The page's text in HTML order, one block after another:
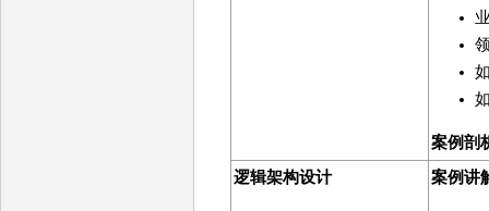
案例剖
逻辑架构设计
案例讲